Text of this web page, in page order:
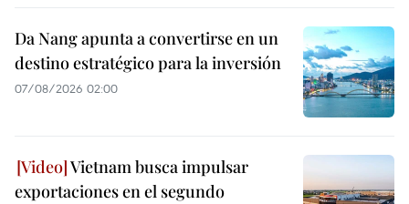
Da Nang apunta a convertirse en un
destino estratégico para la inversión
07/08/2026 02:00
Vietnam busca impulsar
exportaciones en el segundo